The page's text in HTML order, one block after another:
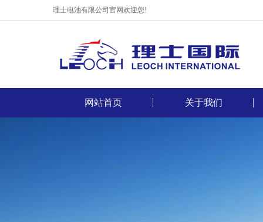
理士电池有限公司官网欢迎您!
网站首页 关于我们